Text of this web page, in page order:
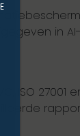
in AI-
ISO 27001